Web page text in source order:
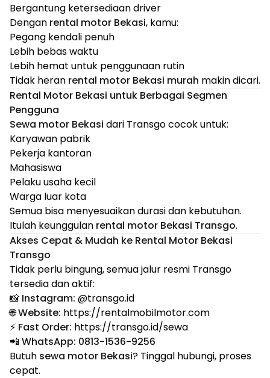
Bergantung ketersediaan driver
Dengan rental motor Bekasi, kamu:
Pegang kendali penuh
Lebih bebas waktu
Lebih hemat untuk penggunaan rutin
Tidak heran rental motor Bekasi murah makin dicari.
Rental Motor Bekasi untuk Berbagai Segmen
Pengguna
Sewa motor Bekasi dari Transgo cocok untuk:
Karyawan pabrik
Pekerja kantoran
Mahasiswa
Pelaku usaha kecil
Warga luar kota
Semua bisa menyesuaikan durasi dan kebutuhan.
Itulah keunggulan rental motor Bekasi Transgo.
Akses Cepat & Mudah ke Rental Motor Bekasi
Transgo
Tidak perlu bingung, semua jalur resmi Transgo
tersedia dan aktif:
📸 Instagram: @transgo.id
🌐Website: https://rentalmobilmotor.com
⚡ Fast Order: https://transgo.id/sewa
📲 WhatsApp: 0813-1536-9256
Butuh sewa motor Bekasi? Tinggal hubungi, proses
cepat.